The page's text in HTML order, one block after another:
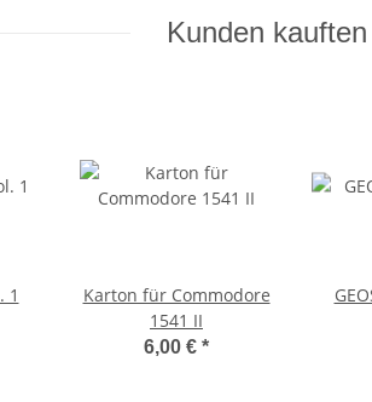
Kunden
1
Karton für Commodore
1541 II
6,00 € *